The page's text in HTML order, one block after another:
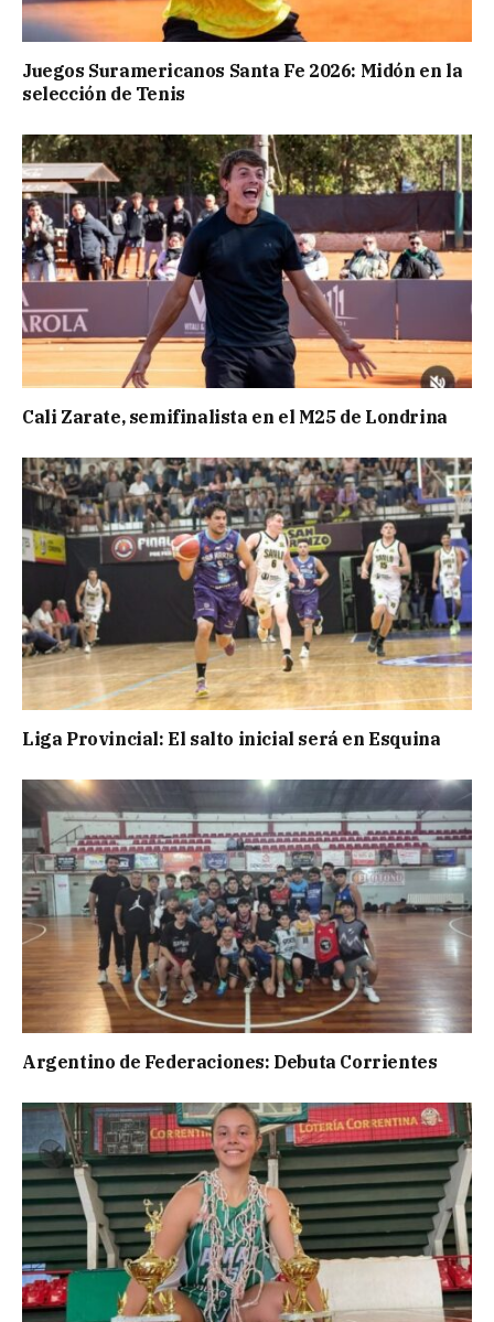
Juegos Suramericanos Santa Fe 2026: Midón en la
selección de Tenis
Cali Zarate, semifinalista en el M25 de Londrina
Liga Provincial: El salto inicial será en Esquina
Argentino de Federaciones: Debuta Corrientes